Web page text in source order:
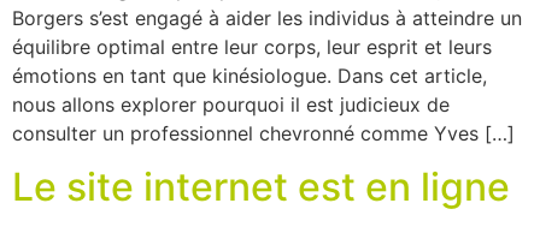
Borgers s’est engagé à aider les individus à atteindre un
équilibre optimal entre leur corps, leur esprit et leurs
émotions en tant que kinésiologue. Dans cet article,
nous allons explorer pourquoi il est judicieux de
consulter un professionnel chevronné comme Yves […]
Le site internet est en ligne